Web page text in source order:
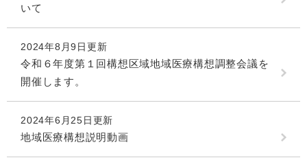
いて
2024年8月9日更新
令和６年度第１回構想区域地域医療構想調整会議を
開催します。
2024年6月25日更新
地域医療構想説明動画